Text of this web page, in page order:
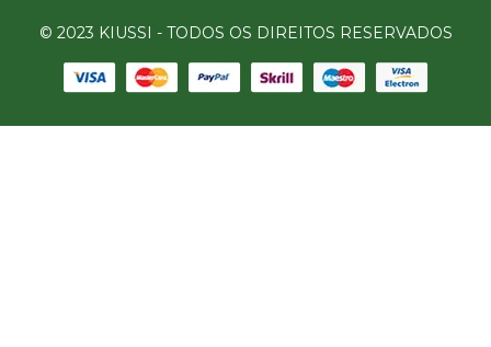
© 2023 KIUSSI - TODOS OS DIREITOS RESERVADOS